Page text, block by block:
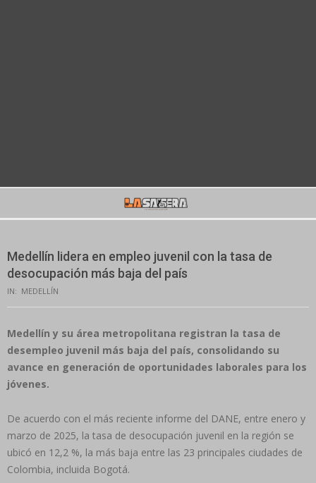
Medellín lidera en empleo juvenil con la tasa de
desocupación más baja del país
IN: MEDELLÍN
Medellín y su área metropolitana registran la tasa de
desempleo juvenil más baja del país, consolidando su
avance en generación de oportunidades laborales para los
jóvenes.
De acuerdo con el más reciente informe del DANE, entre enero y
marzo de 2025, la tasa de desocupación juvenil en la región se
ubicó en 12,2 %, la más baja entre las 23 principales ciudades de
Colombia, incluida Bogotá.